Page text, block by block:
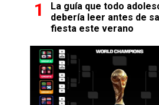
La guía que todo
debería leer antes de
fiesta este verano